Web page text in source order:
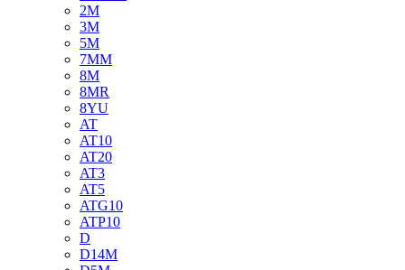
2M
3M
5M
7MM
8M
8MR
8YU
AT
AT10
AT20
AT3
AT5
ATG10
ATP10
D
D14M